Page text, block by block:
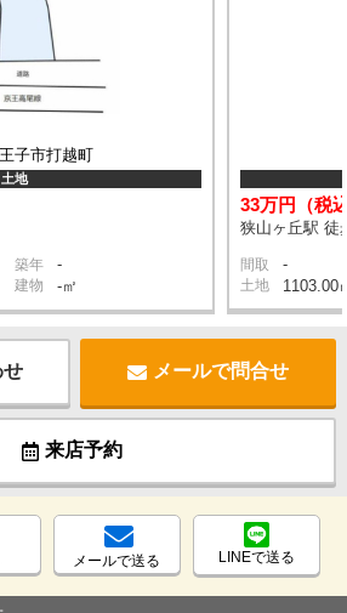
子市打越町
土地
築年 -
建物 -㎡
33万円（税
狭山ヶ丘駅 徒
間取 -
土地 1103.00
せ メールで問合せ
来店予約
メールで送る LINEで送る